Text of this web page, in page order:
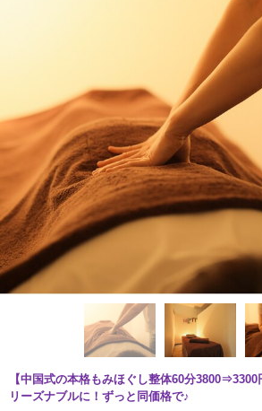
【中国式の本格もみほぐし整体60分
リーズナブルに！ずっと同価格で♪